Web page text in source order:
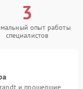
3
опыт работы
специалистов